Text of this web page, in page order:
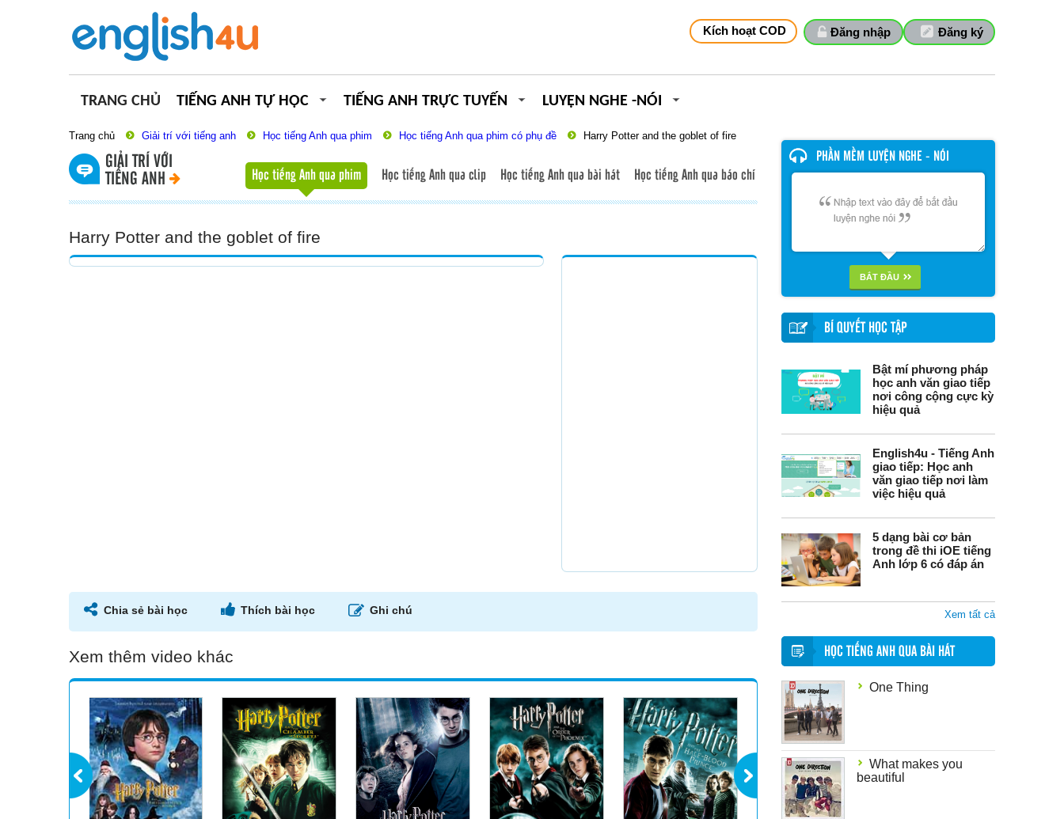
Đăng ký
Đăng nhập
Kích hoạt COD
TRANG CHỦ TIẾNG ANH TỰ HỌC TIẾNG ANH TRỰC TUYẾN LUYỆN NGHE -NÓI
Trang chủ Giải trí với tiếng anh Học tiếng Anh qua phim Học tiếng Anh qua phim có phụ đề Harry Potter and the goblet of fire
GIẢI TRÍ VỚI
TIẾNG ANH
Học tiếng Anh qua phim Học tiếng Anh qua clip Học tiếng Anh qua bài hát Học tiếng Anh qua báo chí
Harry Potter and the goblet of fire
Chia sẻ bài học Thích bài học Ghi chú
Xem thêm video khác
PHẦN MỀM LUYỆN NGHE - NÓI
BẮT ĐẦU
BÍ QUYẾT HỌC TẬP
Bật mí phương pháp
học anh văn giao tiếp
nơi công cộng cực kỳ
hiệu quả
English4u - Tiếng Anh
giao tiếp: Học anh
văn giao tiếp nơi làm
việc hiệu quả
5 dạng bài cơ bản
trong đề thi iOE tiếng
Anh lớp 6 có đáp án
Xem tất cả
HỌC TIẾNG ANH QUA BÀI HÁT
One Thing
What makes you
beautiful